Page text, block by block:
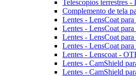
Telescopios terrestres -
Complemento de tela
Lentes - LensCoat
Lentes - LensCoat
Lentes - LensCoat
Lentes - LensCoat
Lentes - Lenscoat -
Lentes - CamShield
Lentes - CamShield